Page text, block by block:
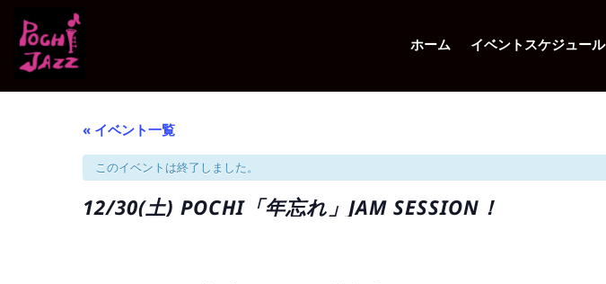
ホーム イベントスケジュール
« イベント一覧
このイベントは終了しました。
12/30(土) POCHI「年忘れ」JAM SESSION！